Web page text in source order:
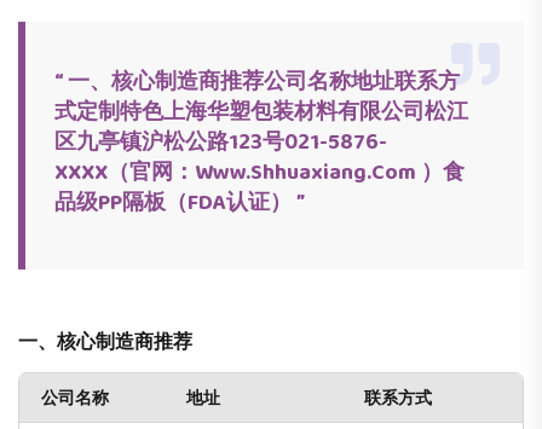
“ 一、核心制造商推荐公司名称地址联系方
式定制特色上海华塑包装材料有限公司松江
区九亭镇沪松公路123号021-5876-
XXXX（官网：www.shhuaxiang.com ）食
品级PP隔板（FDA认证） ”
一、 核心制造商推荐
公司名称 地址 联系方式